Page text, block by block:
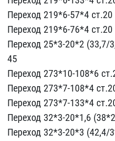
Переход 219*6-​57*4 ст.20
Пере​ход 219*6-76*4 ст.20
Переход 25*3-20*2 ​(33,7/
45
Переход 273*10-​108*6
Пер​еход 273*7-108*4
Переход 273*7-13​3*4
Перех​од 32*3-20*1,6
Переход 32*​3-20*3 (42,4/